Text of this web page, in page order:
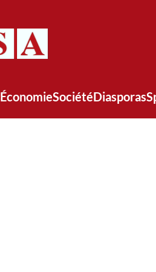
ÉconomieSociétéDiasporas